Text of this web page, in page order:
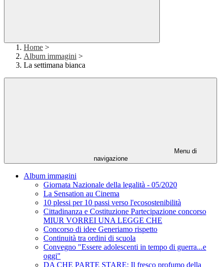
Home >
Album immagini >
La settimana bianca
Menu di
navigazione
Album immagini
Giornata Nazionale della legalità - 05/2020
La Sensation au Cinema
10 plessi per 10 passi verso l'ecosostenibilità
Cittadinanza e Costituzione Partecipazione concorso
MIUR VORREI UNA LEGGE CHE
Concorso di idee Generiamo rispetto
Continuità tra ordini di scuola
Convegno "Essere adolescenti in tempo di guerra...e
oggi"
DA CHE PARTE STARE: Il fresco profumo della